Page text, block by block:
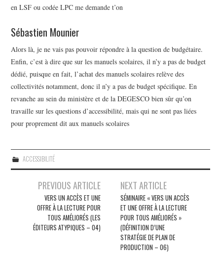
en LSF ou codée LPC me demande t’on
Sébastien Mounier
Alors là, je ne vais pas pouvoir répondre à la question de budgétaire.
Enfin, c’est à dire que sur les manuels scolaires, il n’y a pas de budget
dédié, puisque en fait, l’achat des manuels scolaires relève des
collectivités notamment, donc il n’y a pas de budget spécifique. En
revanche au sein du ministère et de la DEGESCO bien sûr qu’on
travaille sur les questions d’accessibilité, mais qui ne sont pas liées
pour proprement dit aux manuels scolaires
ACCESSIBILITÉ
Navigation
articles
PREVIOUS ARTICLE
VERS UN ACCÈS ET UNE
OFFRE À LA LECTURE POUR
TOUS AMÉLIORÉS (LES
ÉDITEURS ATYPIQUES – 04)
NEXT ARTICLE
SÉMINAIRE « VERS UN ACCÈS
ET UNE OFFRE À LA LECTURE
POUR TOUS AMÉLIORÉS »
(DÉFINITION D’UNE
STRATÉGIE DE PLAN DE
PRODUCTION – 06)